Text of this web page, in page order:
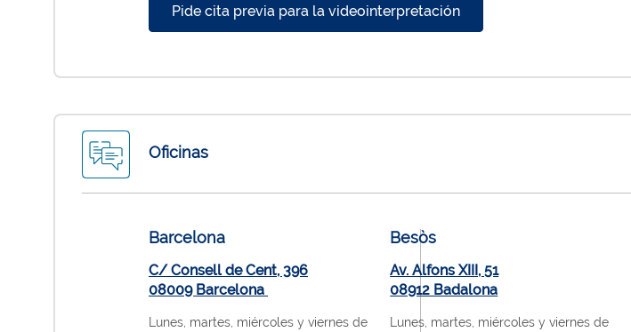
Pide cita previa para la videointerpretación
Oficinas
Barcelona
C/ Consell de Cent, 396
08009 Barcelona
Lunes, martes, miércoles y viernes de
Besòs
Av. Alfons XIII, 51
08912 Badalona
Lunes, martes, miércoles y viernes de